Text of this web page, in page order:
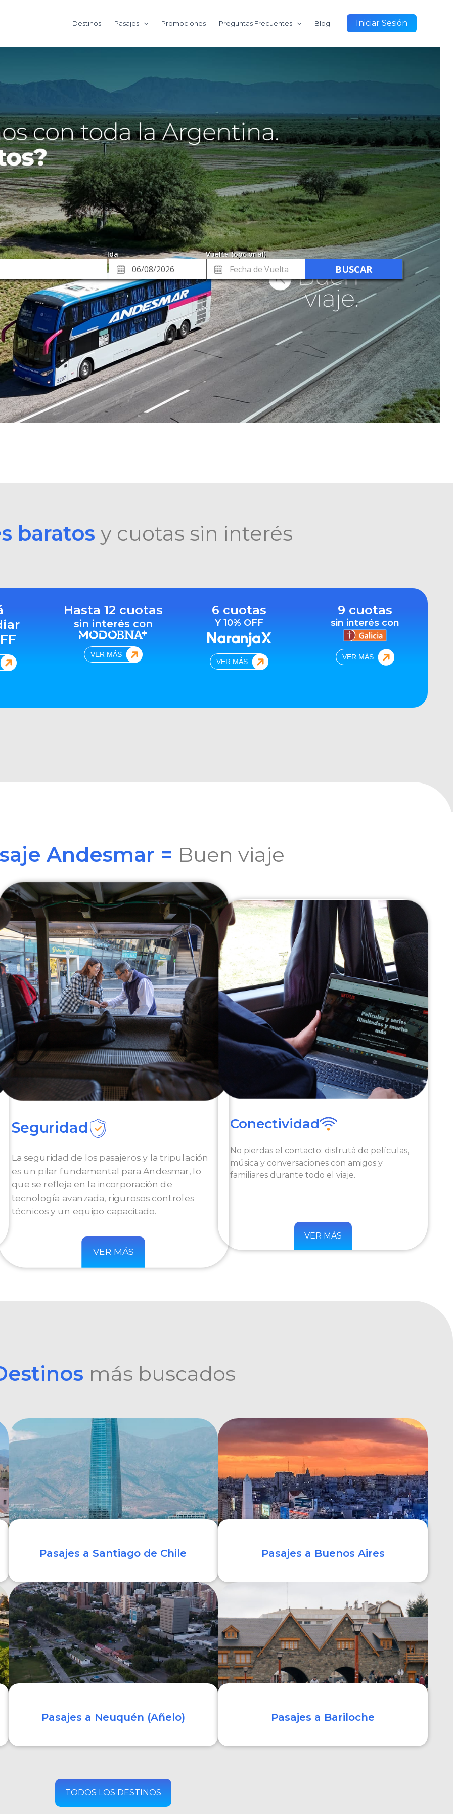
Destinos Pasajes Promociones Preguntas Frecuentes Blog Iniciar Sesión
baratos y cuotas sin interés
Hasta 12 cuotas
sin interés con
VER MÁS
6 cuotas
Y 10% OFF
VER MÁS
9 cuotas
sin interés con
VER MÁS
Andesmar = Buen viaje
Seguridad
La seguridad de los pasajeros y la tripulación
es un pilar fundamental para Andesmar, lo
que se refleja en la incorporación de
tecnología avanzada, rigurosos controles
técnicos y un equipo capacitado.
VER MÁS
Conectividad
No pierdas el contacto: disfrutá de películas,
música y conversaciones con amigos y
familiares durante todo el viaje.
VER MÁS
más buscados
Pasajes a Santiago de Chile
COMPRAR
Pasajes a Buenos Aires
Pasajes a Neuquén (Añelo) Pasajes a Bariloche
TODOS LOS DESTINOS